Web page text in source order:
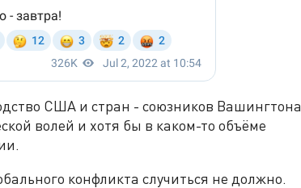
США и стран - союзников Вашингтона
волей и хотя бы в каком-то объёме
конфликта случиться не должно.